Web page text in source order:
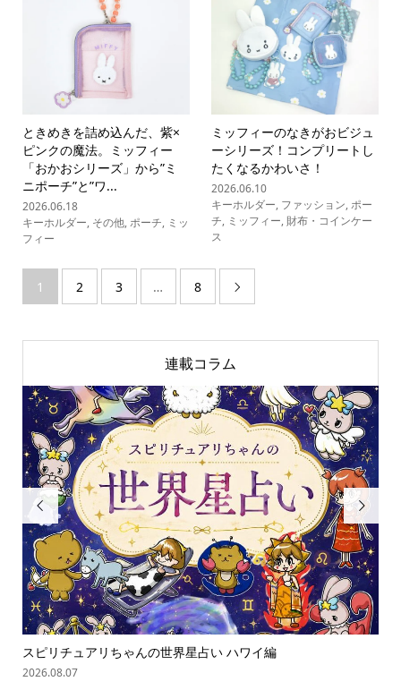
ときめきを詰め込んだ、紫×
ピンクの魔法。ミッフィー
「おかおシリーズ」から”ミ
ニポーチ”と”ワ...
2026.06.18
キーホルダー, その他,ポーチ, ミッ
フィー
ミッフィーのなきがおビジュ
ーシリーズ！コンプリートし
たくなるかわいさ！
2026.06.10
キーホルダー, ファッション,ポー
チ, ミッフィー, 財布・コインケー
ス
1 2 3 … 8 
連載コラム

スピリチュアリちゃんの世界星占い ハワイ編
2026.08.07
